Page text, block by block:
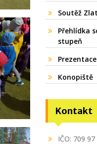
Soutěž
Přehlídka
stupeň
Konopiště
Kontakt
IČO: 709 97